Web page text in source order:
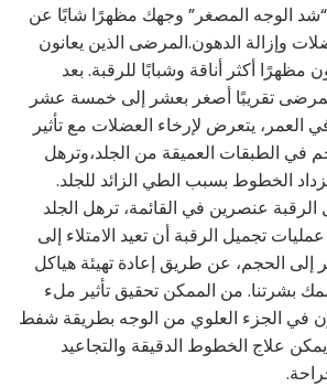
“شد الوجه المصغر” وجهك مظهرًا شابًا عن
وإزالة الدهون.المرضى الذين يعانون
مظهرًا أكثر أناقة وشبابًا للرقبة. بعد
تقريبًا أصغر بعشر إلى خمسة عشر
العمر، يتعرض لإرخاء العضلات مع تأثير
في الطبقات العميقة من الجلد،وترهل
الخطوط بسبب الطي الزائد للجلد.
عنصرين في القائمة، ترهل الجلد
تجميل الرقبة أن تعيد الامتلاء إلى
إلى الحجم، عن طريق إعادة تهيئة هياكل
بشرتنا. من الممكن تحقيق تأثير ملء
في الجزء العلوي من الوجه بطريقة شفط
يمكن علاج الخطوط الدقيقة والتجاعيد